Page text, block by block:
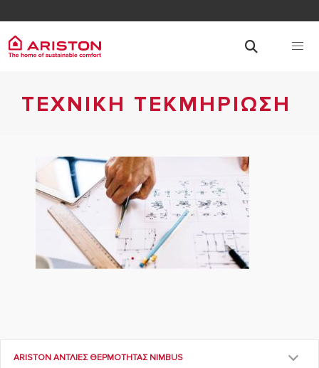
ΤΕΧΝΙΚΗ ΤΕΚΜΗΡΙΩΣΗ
ARISTON ΑΝΤΛΙΕΣ ΘΕΡΜΟΤΗΤΑΣ NIMBUS